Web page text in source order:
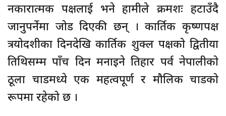
नकारात्मक पक्षलाई भने हामीले क्रमशः हटाउँदै
जानुपर्नेमा जोड दिएकी छन् । कार्तिक कृष्णपक्ष
त्रयोदशीका दिनदेखि कार्तिक शुक्ल पक्षको द्वितीया
तिथिसम्म पाँच दिन मनाइने तिहार पर्व नेपालीको
ठूला चाडमध्ये एक महत्वपूर्ण र मौलिक चाडको
रूपमा रहेको छ ।